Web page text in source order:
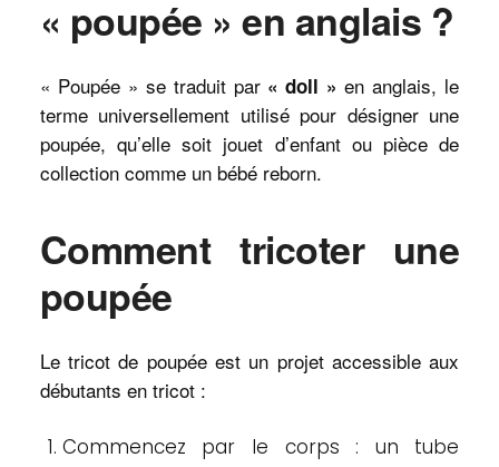
« poupée » en anglais ?
« Poupée » se traduit par « doll » en anglais, le
terme universellement utilisé pour désigner une
poupée, qu’elle soit jouet d’enfant ou pièce de
collection comme un bébé reborn.
Comment tricoter une
poupée
Le tricot de poupée est un projet accessible aux
débutants en tricot :
Commencez par le corps : un tube